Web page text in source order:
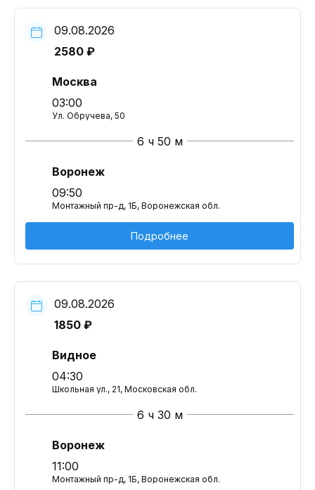
09.08.2026
2580 ₽
Москва
03:00
Ул. Обручева, 50
6 ч 50 м
Воронеж
09:50
Монтажный пр-д, 1Б, Воронежская обл.
Подробнее
09.08.2026
1850 ₽
Видное
04:30
Школьная ул., 21, Московская обл.
6 ч 30 м
Воронеж
11:00
Монтажный пр-д, 1Б, Воронежская обл.